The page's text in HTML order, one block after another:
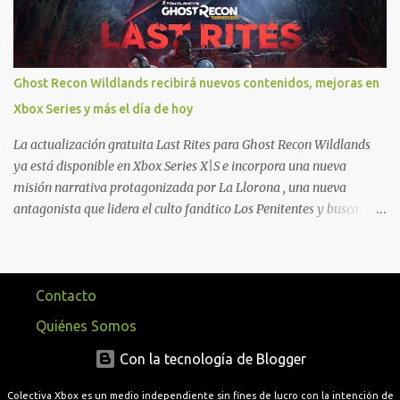
reclamar desde la sección de Game Pass o en tu aplicación de Xbox
yendo directamente a la pestaña de Game Pass. Essential también
ahora sumará el acceso a la Nube de Xbox, el cual nos permitite
jugar una pequeña porción de los juegos de la suscripción
mediante xCloud y más de 600 juegos compatibles si es que los
compramos previamente (con más títulos en camino a ser
compatibles con la función Transmite tu Propios Juegos). Pueden
leer más...
Ghost Recon Wildlands recibirá nuevos contenidos, mejoras en
Xbox Series y más el día de hoy
La actualización gratuita Last Rites para Ghost Recon Wildlands
ya está disponible en Xbox Series X|S e incorpora una nueva
misión narrativa protagonizada por La Llorona , una nueva
antagonista que lidera el culto fanático Los Penitentes y busca
Predator , uno de los desafíos más recordados por la comunidad,
junto con múltiples mejoras centradas en ampliar la libertad de
juego. Uno de los aspectos más importantes de Last Rites es la
gran cantidad de opciones de personalización incorporadas. Ahora
es posible ocultar más elementos de la interfaz, incluyendo las
Contacto
Quiénes Somos
Con la tecnología de Blogger
Colectiva Xbox es un medio independiente sin fines de lucro con la intención de